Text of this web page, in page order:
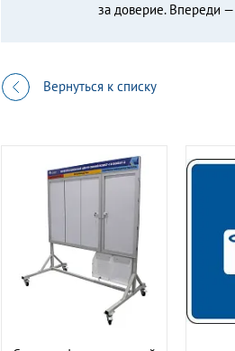
за доверие. Впереди
Вернуться к списку